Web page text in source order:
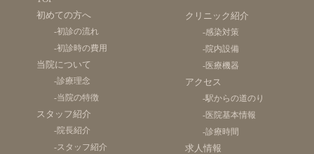
初めての方へ
-初診の流れ
-初診時の費用
当院について
-診療理念
-当院の特徴
スタッフ紹介
-院長紹介
-スタッフ紹介
クリニック紹介
-感染対策
-院内設備
-医療機器
アクセス
-駅からの道のり
-医院基本情報
-診療時間
求人情報